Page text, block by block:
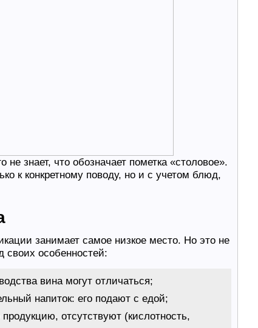
знает, что обозначает пометка «столовое».
к конкретному поводу, но и с учетом блюд,
занимает самое низкое место. Но это не
своих особенностей:
вина могут отличаться;
напиток: его подают с едой;
отсутствуют (кислотность,